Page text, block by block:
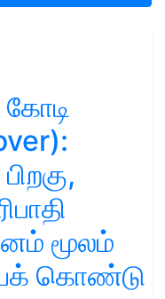
மூலம்
கொண்டு